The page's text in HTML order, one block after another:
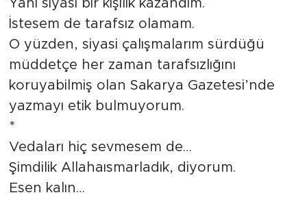
Yani siyasi bir kişilik kazandım.
İstesem de tarafsız olamam.
O yüzden, siyasi çalışmalarım sürdüğü
müddetçe her zaman tarafsızlığını
koruyabilmiş olan Sakarya Gazetesi’nde
yazmayı etik bulmuyorum.
*
Vedaları hiç sevmesem de…
Şimdilik Allahaısmarladık, diyorum.
Esen kalın…